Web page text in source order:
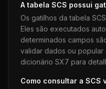
A tabela SCS possui
Os gatilhos da tabela SCS
Eles são executados
determinados campos
validar dados ou popular
dicionário SX7 para
Como consultar a SCS